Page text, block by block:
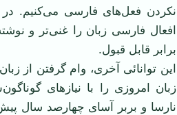
نکردن فعل‌های فارسی می‌کنیم. در
افعال فارسی زبان را غنی‌تر و
برابر قابل قبول.
این توانائی آخری، وام گرفتن از
زبان امروزی را با نیازهای
نارسا و بربر آسای چهارصد سال